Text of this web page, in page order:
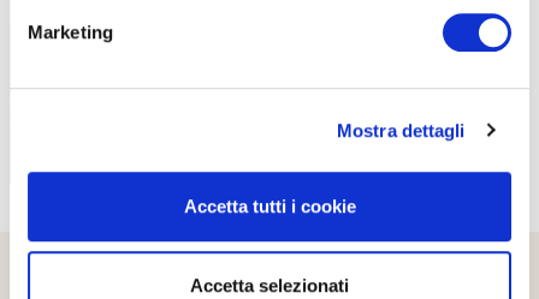
Marketing
Mostra dettagli
Accetta tutti i cookie
Accetta selezionati